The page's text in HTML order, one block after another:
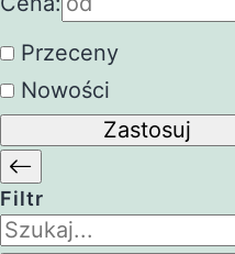
Przeceny
Nowości
Zastosuj
Filtr